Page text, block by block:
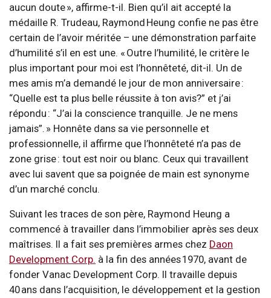
aucun doute », affirme-t-il. Bien qu’il ait accepté la
médaille R. Trudeau, Raymond Heung confie ne pas être
certain de l’avoir méritée – une démonstration parfaite
d’humilité s’il en est une. « Outre l’humilité, le critère le
plus important pour moi est l’honnêteté, dit-il. Un de
mes amis m’a demandé le jour de mon anniversaire :
“Quelle est ta plus belle réussite à ton avis?” et j’ai
répondu : “J’ai la conscience tranquille. Je ne mens
jamais”. » Honnête dans sa vie personnelle et
professionnelle, il affirme que l’honnêteté n’a pas de
zone grise : tout est noir ou blanc. Ceux qui travaillent
avec lui savent que sa poignée de main est synonyme
d’un marché conclu.
Suivant les traces de son père, Raymond Heung a
commencé à travailler dans l’immobilier après ses deux
maîtrises. Il a fait ses premières armes chez Daon
Development Corp. à la fin des années 1970, avant de
fonder Vanac Development Corp. Il travaille depuis
40 ans dans l’acquisition, le développement et la gestion